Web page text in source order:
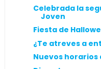
Celebrada la
Joven
Fiesta de
¿Te atreves a
Nuevos horarios